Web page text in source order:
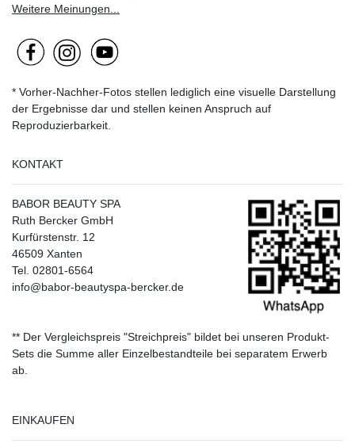
Weitere Meinungen...
* Vorher-Nachher-Fotos stellen lediglich eine visuelle Darstellung
der Ergebnisse dar und stellen keinen Anspruch auf
Reproduzierbarkeit.
KONTAKT
BABOR BEAUTY SPA
Ruth Bercker GmbH
Kurfürstenstr. 12
46509 Xanten
Tel. 02801-6564
info@babor-beautyspa-bercker.de
** Der Vergleichspreis "Streichpreis" bildet bei unseren Produkt-
Sets die Summe aller Einzelbestandteile bei separatem Erwerb
ab.
EINKAUFEN